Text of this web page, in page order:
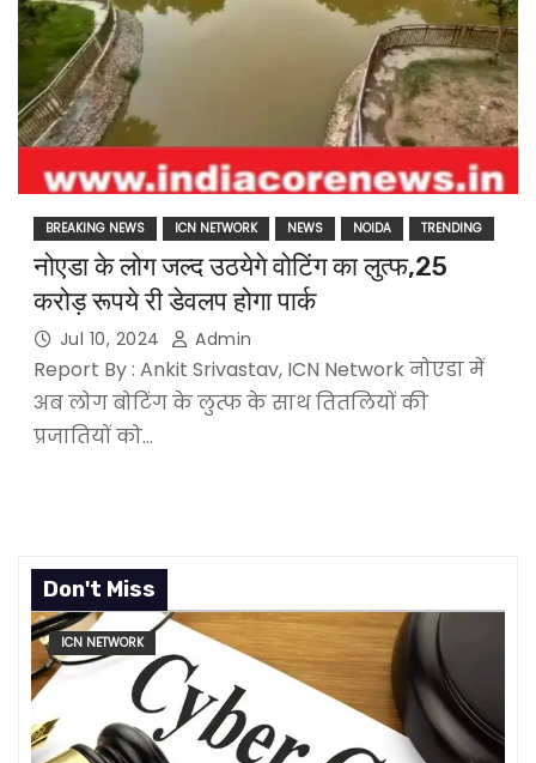
BREAKING NEWS ICN NETWORK NEWS NOIDA TRENDING
नोएडा के लोग जल्द उठयेगे वोटिंग का लुत्फ,25
करोड़ रूपये री डेवलप होगा पार्क
Jul 10, 2024 Admin
Report By : Ankit Srivastav, ICN Network नोएडा में
अब लोग बोटिंग के लुत्फ के साथ तितलियों की
प्रजातियों को…
Don't Miss
ICN NETWORK